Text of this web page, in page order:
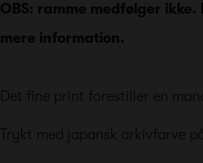
OBS: ramme medfølger
mere information.
Det fine print forestiller en
Trykt med japansk arkivfarve